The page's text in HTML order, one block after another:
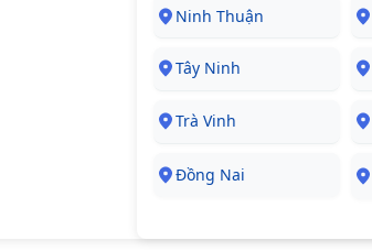
Ninh Thuận
Tây Ninh
Trà Vinh
Đồng Nai